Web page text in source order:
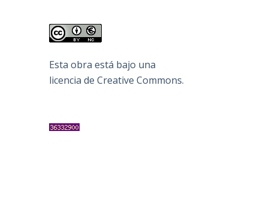
Esta obra está bajo una
licencia de Creative Commons.